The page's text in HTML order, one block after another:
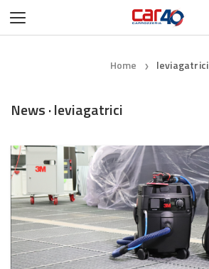
Home ❯ leviagatrici
News · leviagatrici